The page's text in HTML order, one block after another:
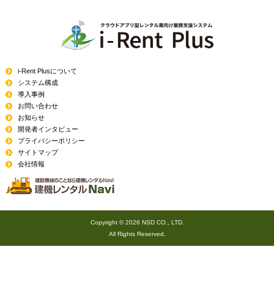
i-Rent Plusについて
システム構成
導入事例
お問い合わせ
お知らせ
開発者インタビュー
プライバシーポリシー
サイトマップ
会社情報
Copyright ©2026 NSD CO., LTD.
All Rights Reserved.